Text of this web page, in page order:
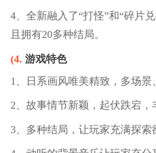
4、全新融入了“打怪”和“碎片
且拥有20多种结局。
(4. 游戏特色
1、日系画风唯美精致，多场景
2、故事情节新颖，起伏跌宕，
3、多种结局，让玩家充满探索